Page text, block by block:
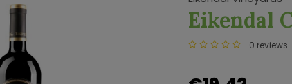
Eikendal
0 reviews